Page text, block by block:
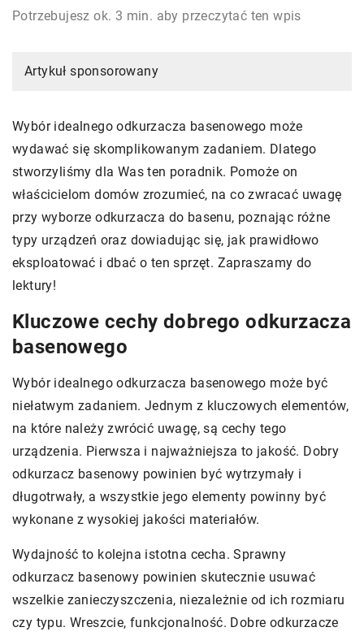
Potrzebujesz ok. 3 min. aby przeczytać ten wpis
Artykuł sponsorowany
Wybór idealnego odkurzacza basenowego może
wydawać się skomplikowanym zadaniem. Dlatego
stworzyliśmy dla Was ten poradnik. Pomoże on
właścicielom domów zrozumieć, na co zwracać uwagę
przy wyborze odkurzacza do basenu, poznając różne
typy urządzeń oraz dowiadując się, jak prawidłowo
eksploatować i dbać o ten sprzęt. Zapraszamy do
lektury!
Kluczowe cechy dobrego odkurzacza
basenowego
Wybór idealnego odkurzacza basenowego może być
niełatwym zadaniem. Jednym z kluczowych elementów,
na które należy zwrócić uwagę, są cechy tego
urządzenia. Pierwsza i najważniejsza to jakość. Dobry
odkurzacz basenowy powinien być wytrzymały i
długotrwały, a wszystkie jego elementy powinny być
wykonane z wysokiej jakości materiałów.
Wydajność to kolejna istotna cecha. Sprawny
odkurzacz basenowy powinien skutecznie usuwać
wszelkie zanieczyszczenia, niezależnie od ich rozmiaru
czy typu. Wreszcie, funkcjonalność. Dobre odkurzacze